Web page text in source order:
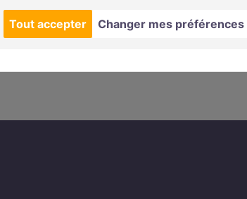
Tout accepter Changer mes préférences